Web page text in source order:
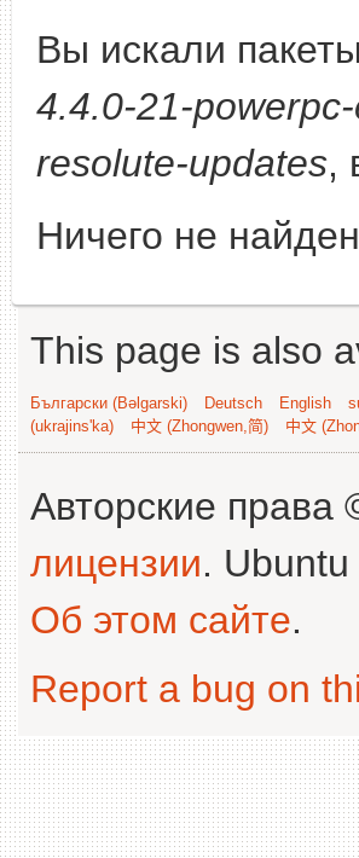
Вы искали
4.4.0-21-
resolute-updates,
Ничего не
This page is also
Български (Bəlgarski) Deutsch English
(ukrajins'ka)
中文 (Zhongwen,简) 中文
Авторские права
лицензии. Ubuntu
Об этом сайте.
Report a bug on